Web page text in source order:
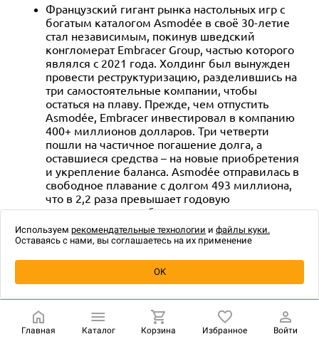
Купить
Купить
Французский гигант рынка настольных игр с
богатым каталогом Asmodée в своё 30-летие
стал независимым, покинув шведский
конгломерат Embracer Group, частью которого
являлся с 2021 года. Холдинг был вынужден
провести реструктуризацию, разделившись на
три самостоятельные компании, чтобы
остаться на плаву. Прежде, чем отпустить
Asmodée, Embracer инвестировал в компанию
400+ миллионов долларов. Три четверти
пошли на частичное погашение долга, а
оставшиеся средства – на новые приобретения
и укрепление баланса. Asmodée отправилась в
свободное плавание с долгом 493 миллиона,
что в 2,2 раза превышает годовую
операционную прибыль компании.
Продажи Asmodée за период с октября по
декабрь 2024 года составили 447 миллионов
ранее, когда была зафиксирована выручка 401
миллион долларов. При этом продажи за III
квартале число релизов Asmodée оказалось на
29% больше, чем годом ранее, в основном за
Главная Каталог Корзина Избранное Войти
Используем рекомендательные технологии и файлы куки.
Оставаясь с нами, вы соглашаетесь на их применение
OK